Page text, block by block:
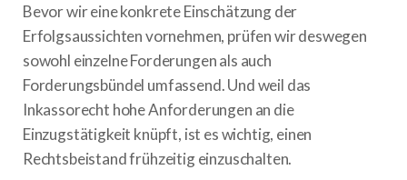
Bevor wir eine konkrete Einschätzung der
Erfolgsaussichten vornehmen, prüfen wir deswegen
sowohl einzelne Forderungen als auch
Forderungsbündel umfassend. Und weil das
Inkassorecht hohe Anforderungen an die
Einzugstätigkeit knüpft, ist es wichtig, einen
Rechtsbeistand frühzeitig einzuschalten.